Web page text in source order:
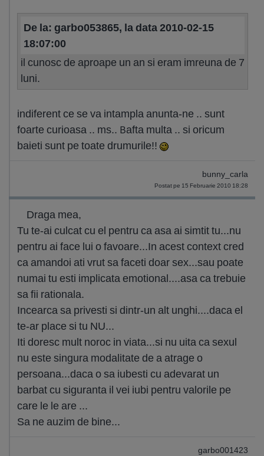
De la: garbo053865, la data 2010-02-15
18:07:00
il cunosc de aproape un an si eram imreuna de 7
luni.
indiferent ce se va intampla anunta-ne .. sunt
foarte curioasa .. ms.. Bafta multa .. si oricum
baieti sunt pe toate drumurile!!
bunny_carla
Postat pe 15 Februarie 2010 18:28
Draga mea,
Tu te-ai culcat cu el pentru ca asa ai simtit tu...nu
pentru ai face lui o favoare...In acest context cred
ca amandoi ati vrut sa faceti doar sex...sau poate
numai tu esti implicata emotional....asa ca trebuie
sa fii rationala.
Incearca sa privesti si dintr-un alt unghi....daca el
te-ar place si tu NU...
Iti doresc mult noroc in viata...si nu uita ca sexul
nu este singura modalitate de a atrage o
persoana...daca o sa iubesti cu adevarat un
barbat cu siguranta il vei iubi pentru valorile pe
care le le are ...
Sa ne auzim de bine...
garbo001423